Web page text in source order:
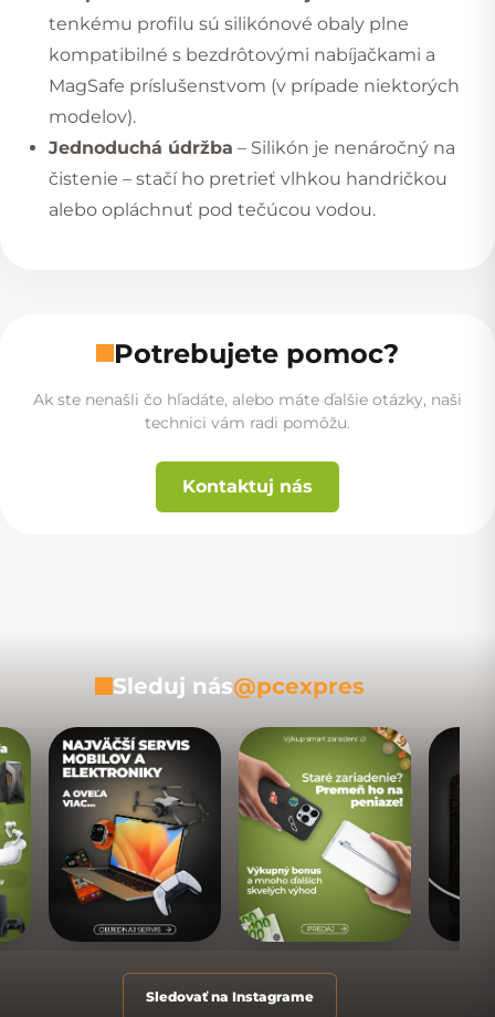
tenkému profilu sú silikónové obaly plne
kompatibilné s bezdrôtovými nabíjačkami a
MagSafe príslušenstvom (v prípade niektorých
modelov).
Jednoduchá údržba – Silikón je nenáročný na
čistenie – stačí ho pretrieť vlhkou handričkou
alebo opláchnuť pod tečúcou vodou.
Potrebujete pomoc?
Ak ste nenašli čo hľadáte, alebo máte ďalšie otázky, naši
technici vám radi pomôžu.
Kontaktuj nás
Sleduj nás@pcexpres
Sledovať na Instagrame